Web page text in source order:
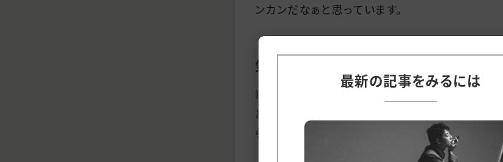
ンカンだなぁと思っています。
気炎を吐く『ボトル・ジョージ』
『コインのNFT』は、「手数料を除いた全額が支援
というルールであれば、当たり前ですが「必ずモ
らなきゃいけない！」というわけではありません。
最新の記事をみるには